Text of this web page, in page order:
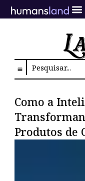
para
Search
Como a
Produtos de